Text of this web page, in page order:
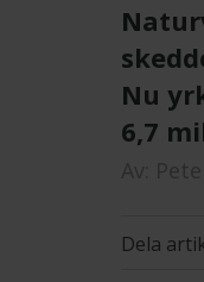
Nu
6,7
Dela